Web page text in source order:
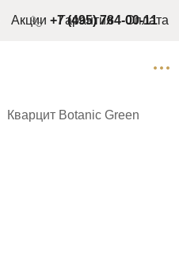
Акции Гарантия Оплата
+7 (495) 784-00-11
Кварцит Botanic Green